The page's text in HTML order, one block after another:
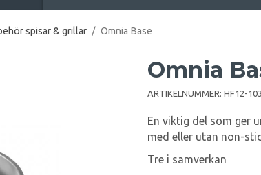
spisar & grillar / Omnia Base
Omnia
ARTIKELNUMMER: HF12-
En viktig del som ger
med eller utan non-
Tre i samverkan